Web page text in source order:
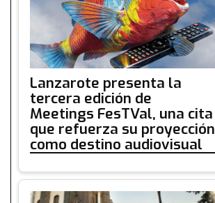
Lanzarote presenta la
tercera edición de
Meetings FesTVal, una cita
que refuerza su proyección
como destino audiovisual